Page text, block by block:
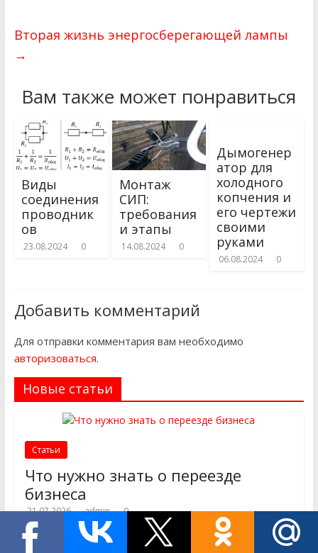
Вторая жизнь энергосберегающей лампы
→
Вам также может понравиться
Виды
соединения
проводник
ов
23.08.2024 0
Монтаж
СИП:
требования
и этапы
14.08.2024 0
Дымогенер
атор для
холодного
копчения и
его чертежи
своими
руками
06.08.2024 0
Добавить комментарий
Для отправки комментария вам необходимо
авторизоваться.
Новые статьи
Статьи
Что нужно знать о переезде
бизнеса
21.07.2026 admin 0
Утро понедельника. Офис компании пустует,
сотрудники с ноутбуками ожидают у входа, а